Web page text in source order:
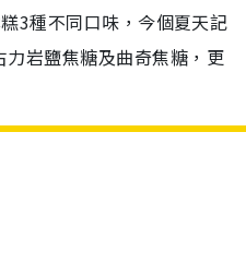
3種不同口味，今個夏天記
岩鹽焦糖及曲奇焦糖，更